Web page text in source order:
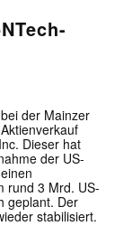
der Mainzer
Dieser hat
der US-
rund 3 Mrd. US-
geplant. Der
stabilisiert.